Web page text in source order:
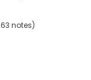
notes)